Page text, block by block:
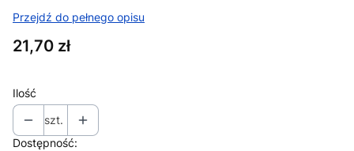
Przejdź do pełnego opisu
Cena
21,70 zł
Ilość
szt.
Dostępność: